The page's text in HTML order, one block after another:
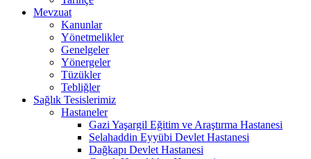
Mevzuat
Kanunlar
Yönetmelikler
Genelgeler
Yönergeler
Tüzükler
Tebliğler
Sağlık Tesislerimiz
Hastaneler
Gazi Yaşargil Eğitim ve Araştırma Hastanesi
Selahaddin Eyyübi Devlet Hastanesi
Dağkapı Devlet Hastanesi